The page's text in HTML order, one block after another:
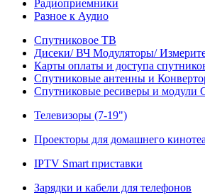
Радиоприемники
Разное к Аудио
Спутниковое ТВ
Дисеки/ ВЧ Модуляторы/
Карты оплаты и доступа
Спутниковые антенны и
Спутниковые ресиверы и модули
Телевизоры (7-19")
Проекторы для домашнего
IPTV Smart приставки
Зарядки и кабели для телефонов